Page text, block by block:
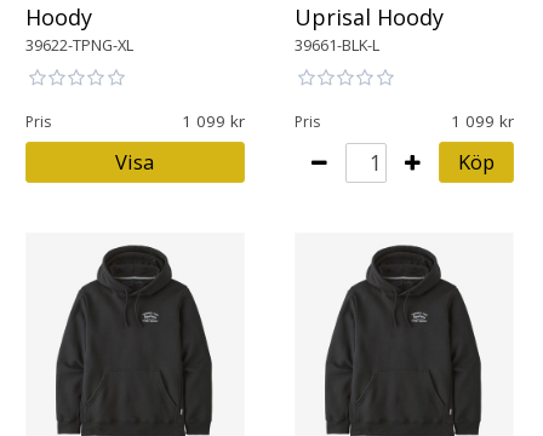
Hoody
39622-TPNG-XL
Pris 1 099
Visa
Uprisal Hoody
39661-BLK-L
Pris 1 099
Köp